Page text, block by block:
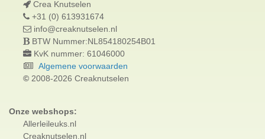
Crea Knutselen
+31 (0) 613931674
info@creaknutselen.nl
BTW Nummer:NL854180254B01
KvK nummer: 61046000
Algemene voorwaarden
© 2008-2026 Creaknutselen
Onze webshops:
Allerleileuks.nl
Creaknutselen.nl